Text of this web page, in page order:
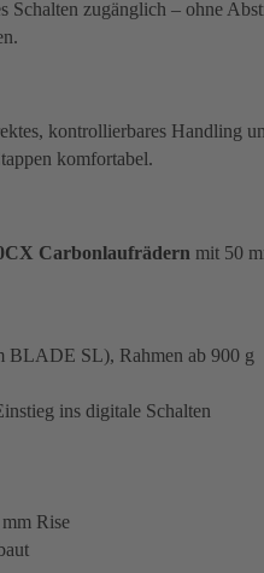
Schalten zugänglich – ohne
kontrollierbares Handling
komfortabel.
Carbonlaufrädern mit 50
BLADE SL), Rahmen ab 900 g
ins digitale Schalten
Rise